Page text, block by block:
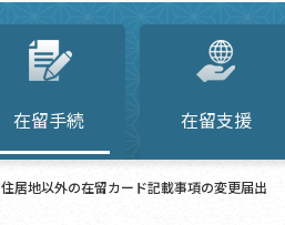
在留手続 在留支援
住居地以外の在留カード記載事項の変更届出